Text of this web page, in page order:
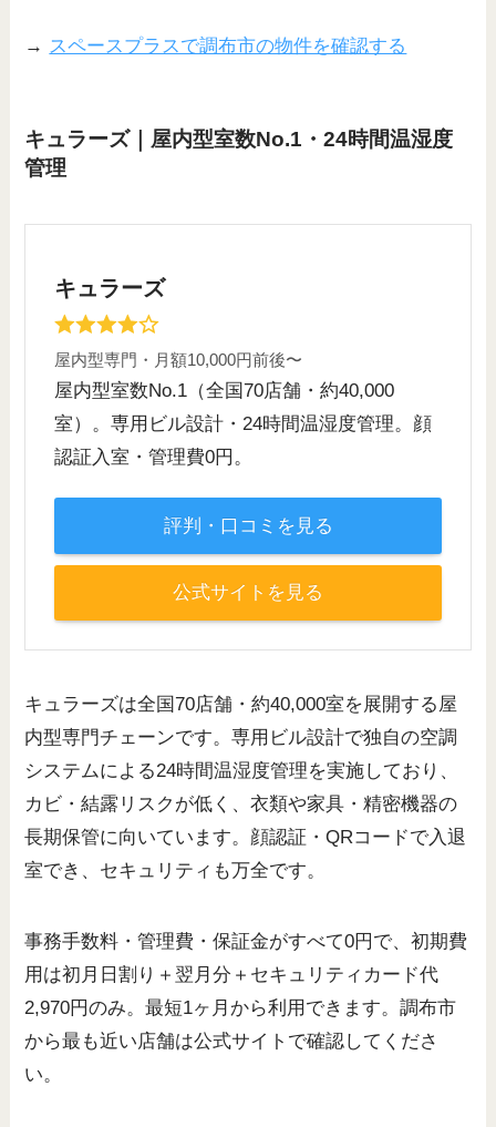
→ スペースプラスで調布市の物件を確認する
キュラーズ｜屋内型室数No.1・24時間温湿度
管理
キュラーズ
屋内型専門・月額10,000円前後〜
屋内型室数No.1（全国70店舗・約40,000
室）。専用ビル設計・24時間温湿度管理。顔
認証入室・管理費0円。
評判・口コミを見る
公式サイトを見る
キュラーズは全国70店舗・約40,000室を展開する屋
内型専門チェーンです。専用ビル設計で独自の空調
システムによる24時間温湿度管理を実施しており、
カビ・結露リスクが低く、衣類や家具・精密機器の
長期保管に向いています。顔認証・QRコードで入退
室でき、セキュリティも万全です。
事務手数料・管理費・保証金がすべて0円で、初期費
用は初月日割り＋翌月分＋セキュリティカード代
2,970円のみ。最短1ヶ月から利用できます。調布市
から最も近い店舗は公式サイトで確認してくださ
い。